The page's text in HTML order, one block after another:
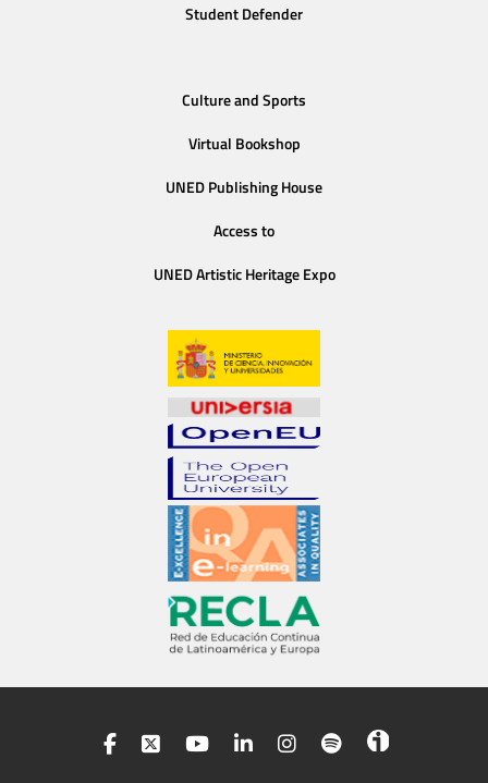
Student Defender
Culture and Sports
Virtual Bookshop
UNED Publishing House
Access to
UNED Artistic Heritage Expo